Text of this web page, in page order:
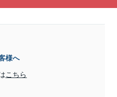
様へ
こちら